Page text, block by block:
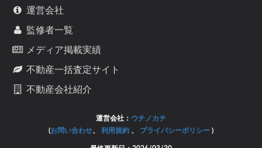
運営会社
監修者一覧
メディア掲載実績
不動産一括査定サイト
不動産会社紹介
運営会社： ウチノカチ
(お問い合わせ、 利用規約 、 プライバシーポリシー )